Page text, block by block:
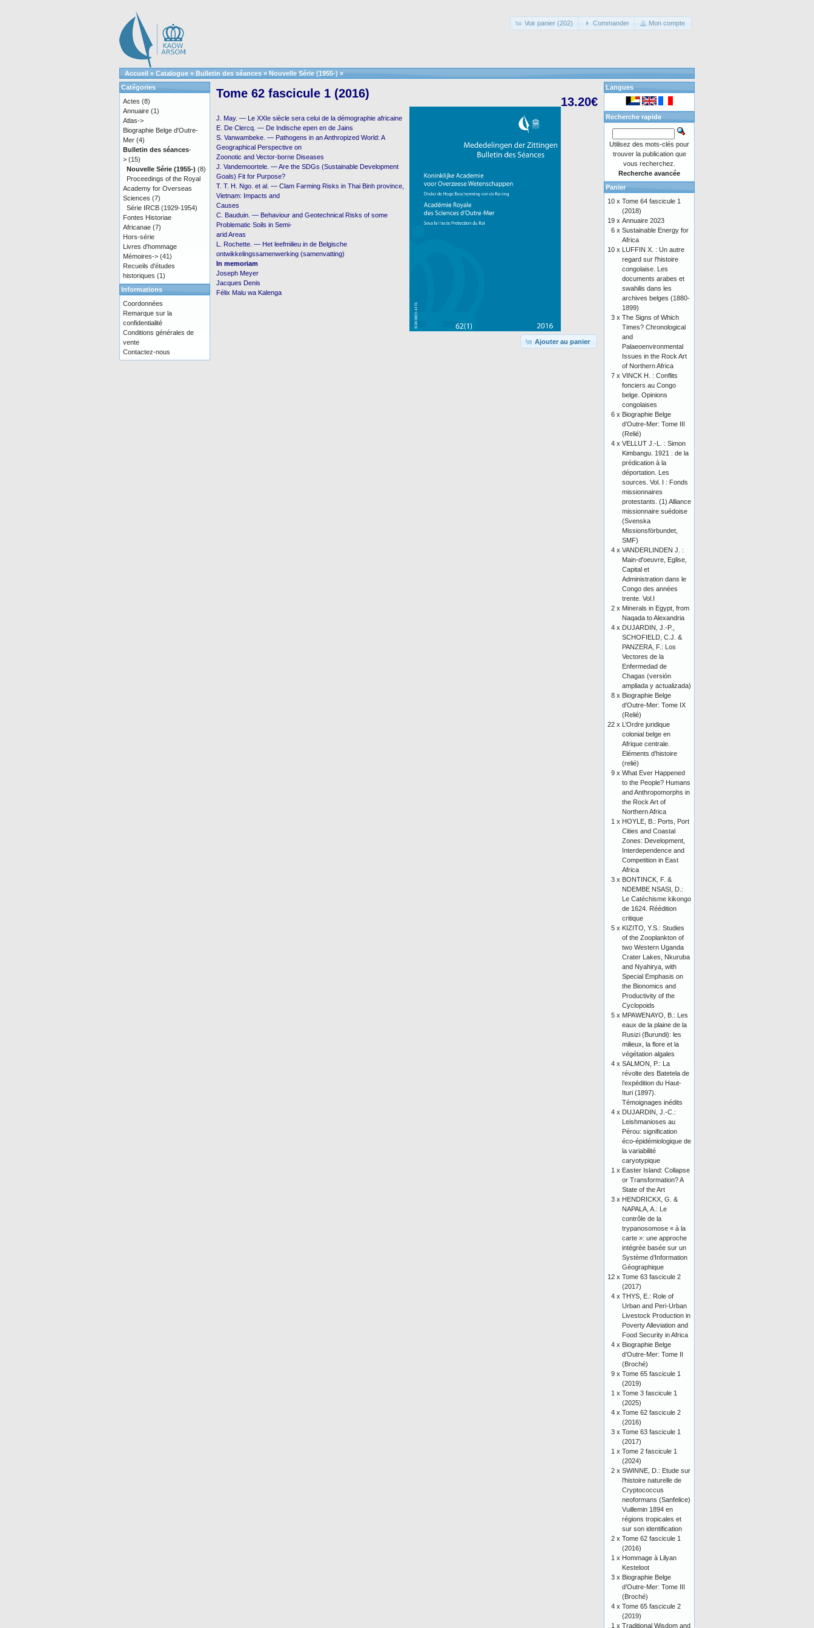
Voir panier (202) Commander Mon compte
Accueil » Catalogue » Bulletin des séances » Nouvelle Série (1955-) »
13.20€
Tome 62 fascicule 1 (2016)
J. May. — Le XXIe siècle sera celui de la démographie africaine
E. De Clercq. — De Indische epen en de Jains
S. Vanwambeke. — Pathogens in an Anthropized World: A
Geographical Perspective on
Zoonotic and Vector-borne Diseases
J. Vandemoortele. — Are the SDGs (Sustainable Development
Goals) Fit for Purpose?
T. T. H. Ngo. et al. — Clam Farming Risks in Thai Binh province,
Vietnam: Impacts and
Causes
C. Bauduin. — Behaviour and Geotechnical Risks of some
Problematic Soils in Semi-
arid Areas
L. Rochette. — Het leefmilieu in de Belgische
ontwikkelingssamenwerking (samenvatting)
In memoriam
Joseph Meyer
Jacques Denis
Félix Malu wa Kalenga
Ajouter au panier
Catégories
Actes (8)
Annuaire (1)
Atlas->
Biographie Belge d'Outre-
Mer (4)
Bulletin des séances-
> (15)
Nouvelle Série (1955-) (8)
Proceedings of the Royal
Academy for Overseas
Sciences (7)
Série IRCB (1929-1954)
Fontes Historiae
Africanae (7)
Hors-série
Livres d'hommage
Mémoires-> (41)
Recueils d'études
historiques (1)
Informations
Coordonnées
Remarque sur la
confidentialité
Conditions générales de
vente
Contactez-nous
Langues
Recherche rapide
Utilisez des mots-clés pour
trouver la publication que
vous recherchez.
Recherche avancée
Panier
10 x Tome 64 fascicule 1
(2018)
19 x Annuaire 2023
6 x Sustainable Energy for
Africa
10 x LUFFIN X. : Un autre
regard sur l'histoire
congolaise. Les
documents arabes et
swahilis dans les
archives belges (1880-
1899)
3 x The Signs of Which
Times? Chronological
and
Palaeoenvironmental
Issues in the Rock Art
of Northern Africa
7 x VINCK H. : Conflits
fonciers au Congo
belge. Opinions
congolaises
6 x Biographie Belge
d’Outre-Mer: Tome III
(Relié)
4 x VELLUT J.-L. : Simon
Kimbangu. 1921 : de la
prédication à la
déportation. Les
sources. Vol. I : Fonds
missionnaires
protestants. (1) Alliance
missionnaire suédoise
(Svenska
Missionsförbundet,
SMF)
4 x VANDERLINDEN J. :
Main-d'oeuvre, Eglise,
Capital et
Administration dans le
Congo des années
trente. Vol.I
2 x Minerals in Egypt, from
Naqada to Alexandria
4 x DUJARDIN, J.-P.,
SCHOFIELD, C.J. &
PANZERA, F.: Los
Vectores de la
Enfermedad de
Chagas (versión
ampliada y actualizada)
8 x Biographie Belge
d'Outre-Mer: Tome IX
(Relié)
22 x L’Ordre juridique
colonial belge en
Afrique centrale.
Eléments d’histoire
(relié)
9 x What Ever Happened
to the People? Humans
and Anthropomorphs in
the Rock Art of
Northern Africa
1 x HOYLE, B.: Ports, Port
Cities and Coastal
Zones: Development,
Interdependence and
Competition in East
Africa
3 x BONTINCK, F. &
NDEMBE NSASI, D.:
Le Catéchisme kikongo
de 1624. Réédition
critique
5 x KIZITO, Y.S.: Studies
of the Zooplankton of
two Western Uganda
Crater Lakes, Nkuruba
and Nyahirya, with
Special Emphasis on
the Bionomics and
Productivity of the
Cyclopoids
5 x MPAWENAYO, B.: Les
eaux de la plaine de la
Rusizi (Burundi): les
milieux, la flore et la
végétation algales
4 x SALMON, P.: La
révolte des Batetela de
l’expédition du Haut-
Ituri (1897).
Témoignages inédits
4 x DUJARDIN, J.-C.:
Leishmanioses au
Pérou: signification
éco-épidémiologique de
la variabilité
caryotypique
1 x Easter Island: Collapse
or Transformation? A
State of the Art
3 x HENDRICKX, G. &
NAPALA, A.: Le
contrôle de la
trypanosomose « à la
carte »: une approche
intégrée basée sur un
Système d’Information
Géographique
12 x Tome 63 fascicule 2
(2017)
4 x THYS, E.: Role of
Urban and Peri-Urban
Livestock Production in
Poverty Alleviation and
Food Security in Africa
4 x Biographie Belge
d’Outre-Mer: Tome II
(Broché)
9 x Tome 65 fascicule 1
(2019)
1 x Tome 3 fascicule 1
(2025)
4 x Tome 62 fascicule 2
(2016)
3 x Tome 63 fascicule 1
(2017)
1 x Tome 2 fascicule 1
(2024)
2 x SWINNE, D.: Etude sur
l’histoire naturelle de
Cryptococcus
neoformans (Sanfelice)
Vuillemin 1894 en
régions tropicales et
sur son identification
2 x Tome 62 fascicule 1
(2016)
1 x Hommage à Lilyan
Kesteloot
3 x Biographie Belge
d’Outre-Mer: Tome III
(Broché)
4 x Tome 65 fascicule 2
(2019)
1 x Traditional Wisdom and